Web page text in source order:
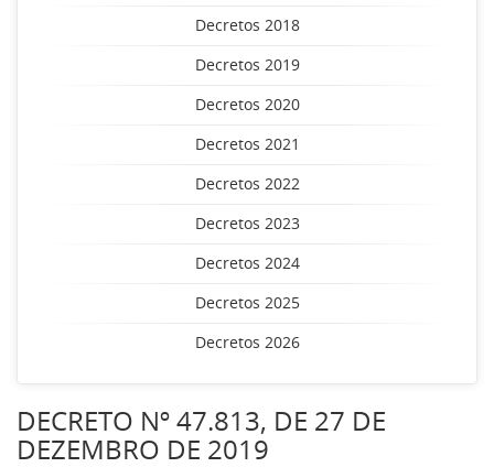
Decretos 2018
Decretos 2019
Decretos 2020
Decretos 2021
Decretos 2022
Decretos 2023
Decretos 2024
Decretos 2025
Decretos 2026
DECRETO Nº 47.813, DE 27 DE
DEZEMBRO DE 2019